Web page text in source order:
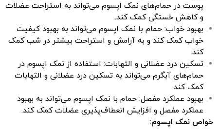
پوست در حمام‌های نمک اپسوم می‌تواند به استراحت عضلات
و کاهش خستگی کمک کند.
بهبود خواب: حمام با نمک اپسوم می‌تواند به بهبود کیفیت
خواب کمک کند و به آرامش و استراحت بیشتر در شب کمک
کند.
تسکین درد عضلانی و التهابات: استفاده از نمک اپسوم در
حمام‌های آبگرم می‌تواند به تسکین درد عضلانی و التهابات
کمک کند.
بهبود عملکرد مفصل: حمام با نمک اپسوم می‌تواند به بهبود
عملکرد مفصل و افزایش انعطاف‌پذیری عضلات کمک کند.
خواص نمک اپسوم: